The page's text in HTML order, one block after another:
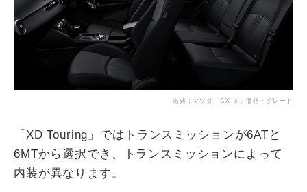
出典： マツダ「CX-３」価格・グレード
「XD Touring」ではトランスミッションが6ATと
6MTから選択でき、トランスミッションによって
内装が異なります。